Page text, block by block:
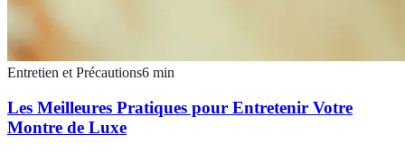
Entretien et Précautions6 min
Les Meilleures Pratiques pour Entretenir Votre
Montre de Luxe